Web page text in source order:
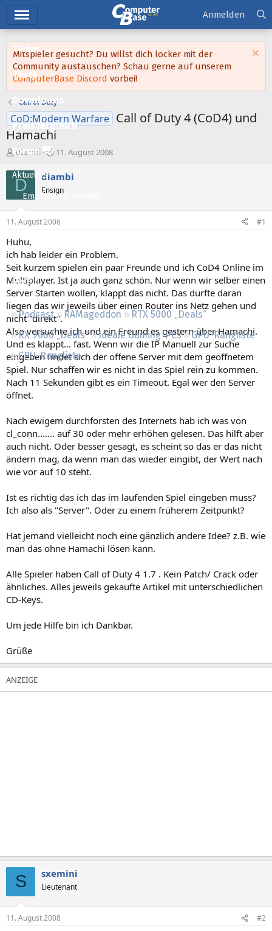
Ticker
Tests
Downloads
Preisvergleich
Forum
Aktuelles
Empfohlene Inhalte
Neue Beiträge
Neueste Aktivitäten
Leserartikel
Regeln
Podcast RAMageddon
RTX 5000 „Deals“
RX 9000 „Deals“
Ideale Gaming-PCs
GPU-Rangliste
CPU-Rangliste
Anmelden
Mitspieler gesucht? Du willst dich locker mit der
Community austauschen? Schau gerne auf unserem
ComputerBase Discord vorbei!
Call of Duty
CoD:Modern Warfare Call of Duty 4 (CoD4) und
Hamachi
E
s
e
r
diambi
E
s
e
l
t
11. August 2008
D diambi
Ensign
11. August 2008 #1
Huhu,
ich hab leider ein Problem.
Seit kurzem spielen ein paar Freunde und ich CoD4 Online im
Multiplayer. Ist ja auch ganz schön. Nur wenn wir selber einen
Server Starten wollen, klappt das nicht. Das dürfte daran
liegen das wir jeweils über einen Router ins Netz gehen und
nicht "direkt".
Also versuchte ich und ein Freund es gestern über Hamachi.
Und es klappt... fast. Wenn wir die IP Manuell zur Suche
eingeben findet sich der offene Server mit dem geöffnetem
Spiel. Nur schaffen wir es nicht in das Spiel rein zu kommen.
Nach 11 Sekunden gibt es ein Timeout. Egal wer den Server
öffnet.
Nach ewigem durchforsten des Internets hab ich was von
cl_conn....... auf 30 oder mehr erhöhen gelesen. Das hilft aber
auch nicht. Oder besser gesagt, es scheint so das er das nicht
ändern mag, da wenn man das wieder eingibt, der Wert nach
wie vor auf 10 steht.
Ist es richtig das ich das im laufenden Spiel eingeben muss?
Ich also als "Server". Oder zu einem früherem Zeitpunkt?
Hat jemand vielleicht noch eine gänzlich andere Idee? z.B. wie
man das ohne Hamachi lösen kann.
Alle Spieler haben Call of Duty 4 1.7 . Kein Patch/ Crack oder
ähnliches. Alles jeweils gekaufte Artikel mit unterschiedlichen
CD-Keys.
Um jede Hilfe bin ich Dankbar.
Grüße
S sxemini
Lieutenant
11. August 2008 #2